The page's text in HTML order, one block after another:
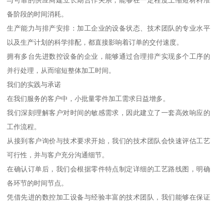
备阶段的时间消耗。
生产能力与排产安排：加工企业的设备状态、技术团队的专业水平
以及生产计划的科学排配，都直接影响着订单的交付速度。
拥有多台先进数控设备的企业，能够通过合理排产实现多个工序的
并行处理，从而缩短整体加工时间。
我们的实践与承诺
在我们服务的客户中，小批量零件加工需求日益增多。
我们深刻理解客户对时间的敏感需求，因此建立了一套高效响应的
工作流程。
从接到客户询价与技术要求开始，我们的技术团队会快速评估工艺
可行性，并与客户充分沟通细节。
在确认订单后，我们会根据零件特点制定详细的工艺路线图，明确
各环节的时间节点。
凭借先进的数控加工设备与经验丰富的技术团队，我们能够在保证